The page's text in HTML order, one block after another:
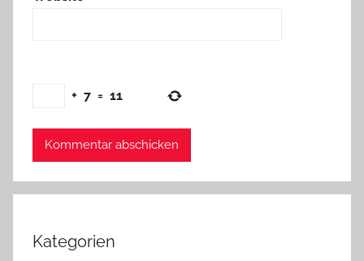
+ 7 = 11
Kategorien